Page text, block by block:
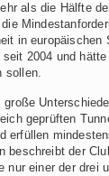
als die Hälfte
in europäischen
2004 und
sollen.
geprüften
erfüllen
beschreibt der
nur einer der drei